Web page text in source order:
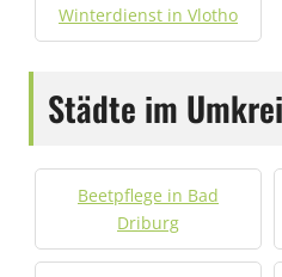
Winterdienst in Vlotho
Städte im
Beetpflege in Bad
Driburg